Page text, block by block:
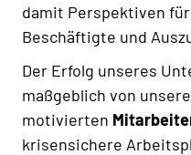
damit Perspektiven
Beschäftigte und
Der Erfolg unseres
maßgeblich von
motivierten
krisensichere